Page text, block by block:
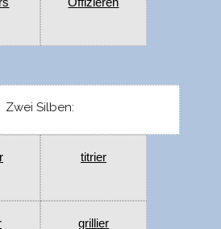
Zwei Silben:
titrier
grillier